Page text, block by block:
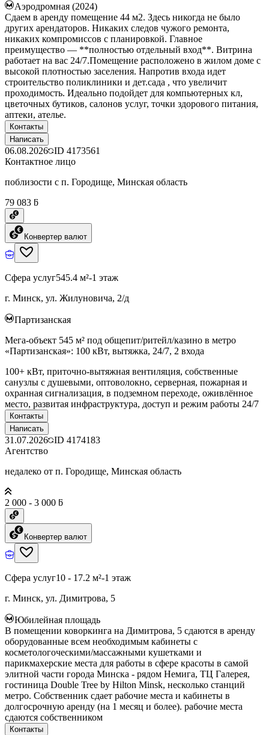
Аэродромная (2024)
Сдаем в аренду помещение 44 м2. Здесь никогда не было
других арендаторов. Никаких следов чужого ремонта,
никаких компромиссов с планировкой. Главное
преимущество — **полностью отдельный вход**. Витрина
работает на вас 24/7.Помещение расположено в жилом доме с
высокой плотностью заселения. Напротив входа идет
строительство поликлиники и дет.сада , что увеличит
проходимость. Идеально подойдет для компьютерных кл,
цветочных бутиков, салонов услуг, точки здорового питания,
аптеки, ателье.
Контакты
Написать
06.08.2026 ID 4173561
Контактное лицо
поблизости с п. Городище, Минская область
79 083 ƃ
Конвертер валют
Сфера услуг545.4 м²-1 этаж
г. Минск, ул. Жилуновича, 2/д
Партизанская
Мега-объект 545 м² под общепит/ритейл/казино в метро
«Партизанская»: 100 кВт, вытяжка, 24/7, 2 входа
100+ кВт, приточно-вытяжная вентиляция, собственные
санузлы с душевыми, оптоволокно, серверная, пожарная и
охранная сигнализация, в подземном переходе, оживлённое
место, развитая инфраструктура, доступ и режим работы 24/7
Контакты
Написать
31.07.2026 ID 4174183
Агентство
недалеко от п. Городище, Минская область
2 000 - 3 000 ƃ
Конвертер валют
Сфера услуг10 - 17.2 м²-1 этаж
г. Минск, ул. Димитрова, 5
Юбилейная площадь
В помещении коворкинга на Димитрова, 5 сдаются в аренду
оборудованные всем необходимым кабинеты с
косметологоческими/массажными кушетками и
парикмахерские места для работы в сфере красоты в самой
элитной части города Минска - рядом Немига, ТЦ Галерея,
гостиница Double Tree by Hilton Minsk, несколько станций
метро. Собственник сдает рабочие места и кабинеты в
долгосрочную аренду (на 1 месяц и более). рабочие места
сдаются собственником
Контакты